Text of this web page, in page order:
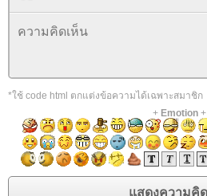
*ใช้ code html ตกแต่งข้อความได้เฉพาะสมาชิก
+ Emotion+